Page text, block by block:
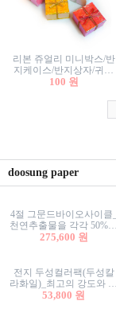
리본 쥬얼리 미니박스/반
지케이스/반지상자/귀걸
이상자/귀걸이박스/악세
100 원
doosung paper
4절 그문드바이오사이클_
천연추출물을 각각 50%이
상 함유한 친환경그래픽
275,600 원
전지 두성컬러팩(두성칼
라화일)_최고의 강도와 평
활성을 지닌 다양한 컬러
53,800 원